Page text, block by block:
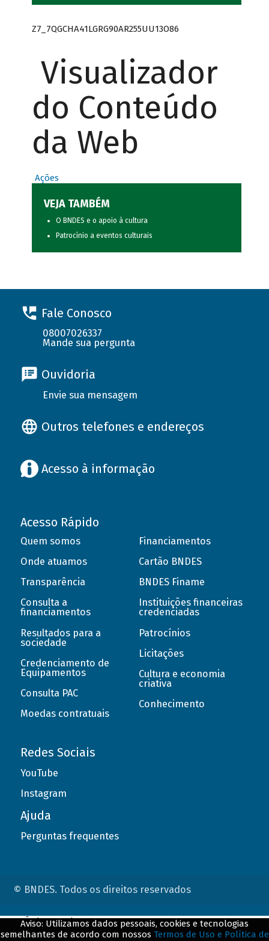
Z7_7QGCHA41LGRG90AR255UU13O86
Visualizador
do Conteúdo
da Web
Ações
VEJA TAMBÉM
O BNDES e o apoio à cultura
Patrocínio a eventos culturais
Fale Conosco
08007026337
Mande sua pergunta
Ouvidoria
Envie sua mensagem
Outros telefones e endereços
Acesso à informação
Acesso Rápido
Quem somos
Onde atuamos
Transparência
Consulta a
financiamentos
Resultados para a
sociedade
Credenciamento de
Equipamentos
Consulta PAC
Moedas contratuais
Financiamentos
Cartão BNDES
BNDES Finame
Instituições financeiras
credenciadas
Patrocínios
Licitações
Cultura e economia
criativa
Conhecimento
Redes Sociais
YouTube
Instagram
Ajuda
Perguntas frequentes
© BNDES. Todos os direitos reservados
Aviso: Utilizamos dados pessoais, cookies e tecnologias
semelhantes de acordo com nossos Termos de Uso e Política de
ConteÃºdo complementar